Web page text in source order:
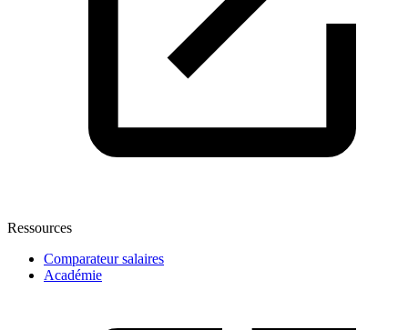
Ressources
Comparateur salaires
Académie